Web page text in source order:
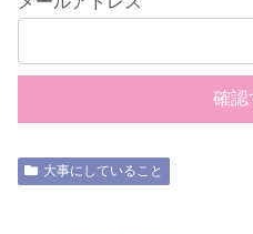
大事にしていること